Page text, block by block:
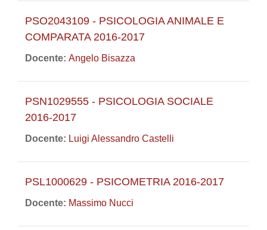
PSO2043109 - PSICOLOGIA ANIMALE E
COMPARATA 2016-2017
Docente: Angelo Bisazza
PSN1029555 - PSICOLOGIA SOCIALE
2016-2017
Docente: Luigi Alessandro Castelli
PSL1000629 - PSICOMETRIA 2016-2017
Docente: Massimo Nucci